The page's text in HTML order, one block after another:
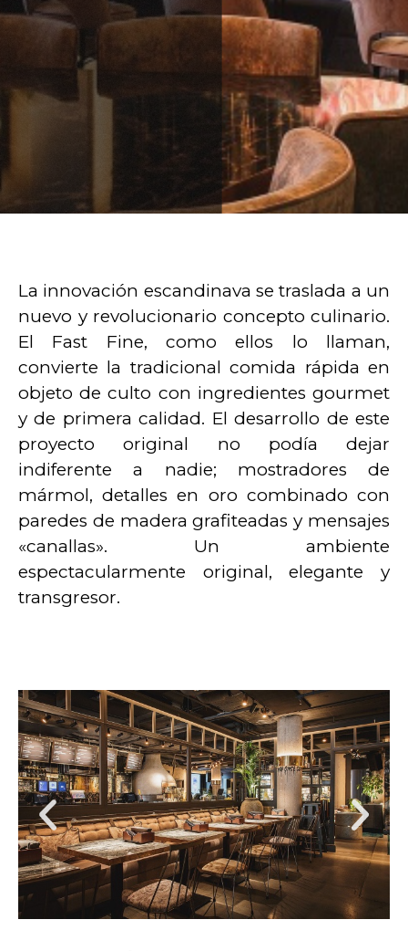
La innovación escandinava se traslada a un
nuevo y revolucionario concepto culinario.
El Fast Fine, como ellos lo llaman,
convierte la tradicional comida rápida en
objeto de culto con ingredientes gourmet
y de primera calidad. El desarrollo de este
proyecto original no podía dejar
indiferente a nadie; mostradores de
mármol, detalles en oro combinado con
paredes de madera grafiteadas y mensajes
«canallas». Un ambiente
espectacularmente original, elegante y
transgresor.